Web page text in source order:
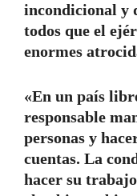
incondicional y
todos que el
enormes
«En un país
responsable
personas y
cuentas. La
hacer su